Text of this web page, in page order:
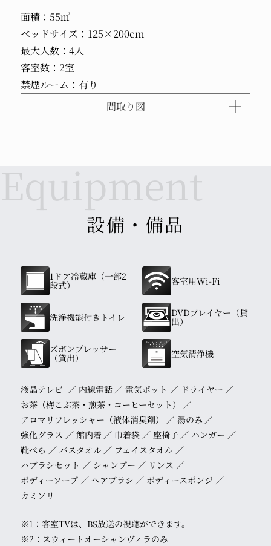
面積：55㎡
ベッドサイズ：125×200cm
最大人数：4人
客室数：2室
禁煙ルーム：有り
間取り図
設備・備品
1ドア冷蔵庫（一部2
段式） 客室用Wi-Fi
洗浄機能付きトイレ DVDプレイヤー（貸
出）
ズボンプレッサー
（貸出） 空気清浄機
液晶テレビ 内線電話 電気ポット
ドライヤー
お茶（梅こぶ茶・煎茶・コーヒーセット）
アロマリフレッシャー（液体消臭剤）
湯のみ
強化グラス
館内着 巾着袋 座椅子
ハンガー
靴べら
バスタオル
フェイスタオル
ハブラシセット
シャンプー
リンス
ボディーソープ
ヘアブラシ
ボディースポンジ
カミソリ
※1：客室TVは、BS放送の視聴ができます。
※2：スウィートオーシャンヴィラのみ